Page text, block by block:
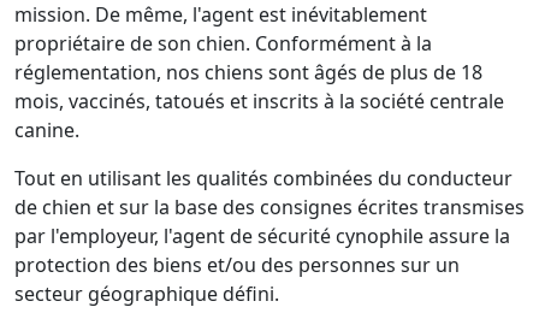
mission. De même, l'agent est inévitablement
propriétaire de son chien. Conformément à la
réglementation, nos chiens sont âgés de plus de 18
mois, vaccinés, tatoués et inscrits à la société centrale
canine.
Tout en utilisant les qualités combinées du conducteur
de chien et sur la base des consignes écrites transmises
par l'employeur, l'agent de sécurité cynophile assure la
protection des biens et/ou des personnes sur un
secteur géographique défini.